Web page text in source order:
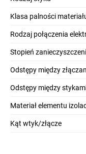
Klasa palności
Rodzaj połączenia
Stopień
Odstępy między
Odstępy między
Materiał elementu
Kąt wtyk/złącze